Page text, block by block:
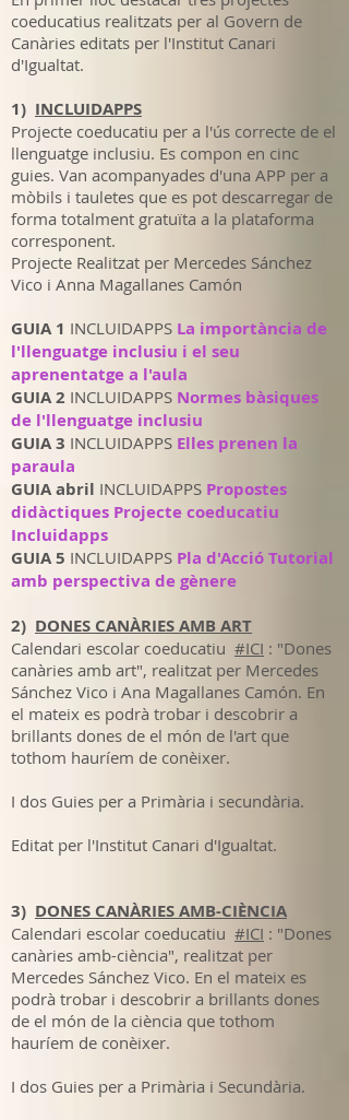
coeducatius realitzats per al Govern de
Canàries editats per l'Institut Canari
d'Igualtat.
1) INCLUIDAPPS
Projecte coeducatiu per a l'ús correcte de el
llenguatge inclusiu. Es compon en cinc
guies. Van acompanyades d'una APP per a
mòbils i tauletes que es pot descarregar de
forma totalment gratuïta a la plataforma
corresponent.
Projecte Realitzat per Mercedes Sánchez
Vico i Anna Magallanes Camón
GUIA 1 INCLUIDAPPS La importància de
l'llenguatge inclusiu i el seu
aprenentatge a l'aula
GUIA 2 INCLUIDAPPS Normes bàsiques
de l'llenguatge inclusiu
GUIA 3 INCLUIDAPPS Elles prenen la
paraula
GUIA abril INCLUIDAPPS Propostes
didàctiques Projecte coeducatiu
Incluidapps
GUIA 5 INCLUIDAPPS Pla d'Acció Tutorial
amb perspectiva de gènere
2) DONES CANÀRIES AMB ART
Calendari escolar coeducatiu #ICI : "Dones
canàries amb art", realitzat per Mercedes
Sánchez Vico i Ana Magallanes Camón. En
el mateix es podrà trobar i descobrir a
brillants dones de el món de l'art que
tothom hauríem de conèixer.
I dos Guies per a Primària i secundària.
Editat per l'Institut Canari d'Igualtat.
3) DONES CANÀRIES AMB-CIÈNCIA
Calendari escolar coeducatiu #ICI : "Dones
canàries amb-ciència", realitzat per
Mercedes Sánchez Vico. En el mateix es
podrà trobar i descobrir a brillants dones
de el món de la ciència que tothom
hauríem de conèixer.
I dos Guies per a Primària i Secundària.